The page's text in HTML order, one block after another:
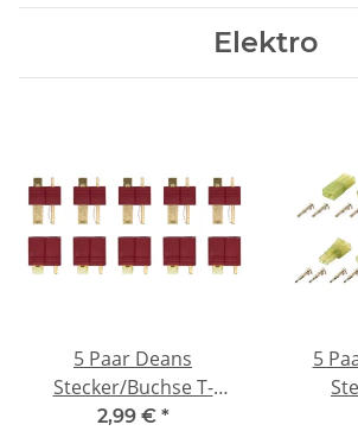
Elektro
5 Paar Deans
Stecker/Buchse T-
Verbinder
2,99 € *
5